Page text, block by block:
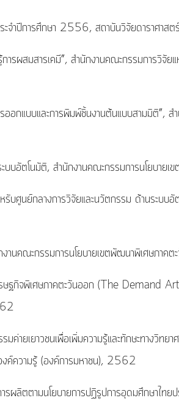
ำปีการศึกษา 2556, สถาบันวิจัยดาราศาสตร์
ผสมสารเคมี”, สำนักงานคณะกรรมการวิจัย
อกแบบและการพิมพ์ชิ้นงานต้นแบบสามมิติ”,
บบอัตโนมัติ, สำนักงานคณะกรรมการนโยบา
ศูนย์กลางการวิจัยและนวัตกรรม ด้านระบบอั
านคณะกรรมการนโยบายเขตพัฒนาพิเศษภา
เศรษฐกิจพิเศษภาคตะวันออก (The
ยเยาวชนเพื่อเพิ่มความรู้และทักษะทางวิทยา
งค์ความรู้ (องค์การมหาชน), 2562
ผลิตตามนโยบายการปฏิรูปการอุดมศึกษาไท